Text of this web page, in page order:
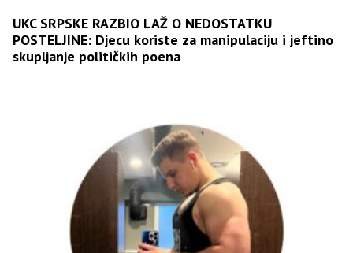
UKC SRPSKE RAZBIO LAŽ O NEDOSTATKU
POSTELJINE: Djecu koriste za manipulaciju i jeftino
skupljanje političkih poena